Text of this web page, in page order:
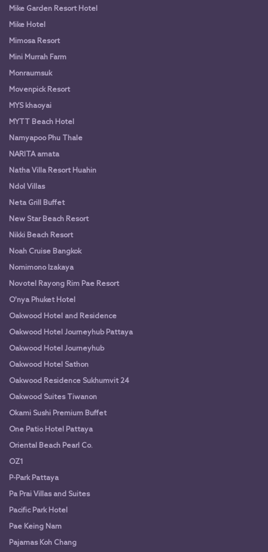
Mike Garden Resort Hotel
Mike Hotel
Mimosa Resort
Mini Murrah Farm
Monraumsuk
Movenpick Resort
MYS khaoyai
MYTT Beach Hotel
Namyapoo Phu Thale
NARITA amata
Natha Villa Resort Huahin
Ndol Villas
Neta Grill Buffet
New Star Beach Resort
Nikki Beach Resort
Noah Cruise Bangkok
Nomimono Izakaya
Novotel Rayong Rim Pae Resort
O'nya Phuket Hotel
Oakwood Hotel and Residence
Oakwood Hotel Journeyhub Pattaya
Oakwood Hotel Journeyhub
Oakwood Hotel Sathon
Oakwood Residence Sukhumvit 24
Oakwood Suites Tiwanon
Okami Sushi Premium Buffet
One Patio Hotel Pattaya
Oriental Beach Pearl Co.
OZ1
P-Park Pattaya
Pa Prai Villas and Suites
Pacific Park Hotel
Pae Keing Nam
Pajamas Koh Chang